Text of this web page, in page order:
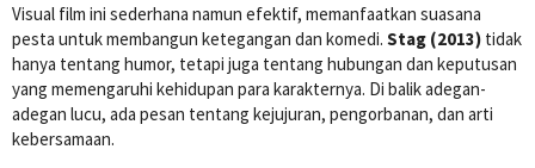
Visual film ini sederhana namun efektif, memanfaatkan suasana
pesta untuk membangun ketegangan dan komedi. Stag (2013) tidak
hanya tentang humor, tetapi juga tentang hubungan dan keputusan
yang memengaruhi kehidupan para karakternya. Di balik adegan-
adegan lucu, ada pesan tentang kejujuran, pengorbanan, dan arti
kebersamaan.